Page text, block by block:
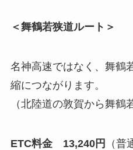
＜舞鶴若狭道ルート＞
名神高速ではなく、舞鶴
縮につながります。
（北陸道の敦賀から舞鶴
ETC料金 13,240円
（普